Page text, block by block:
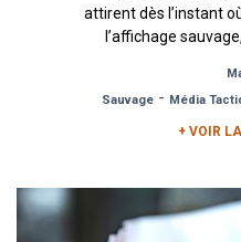
attirent dès l’instant
l’affichage
Sauvage - Média
+ VOIR